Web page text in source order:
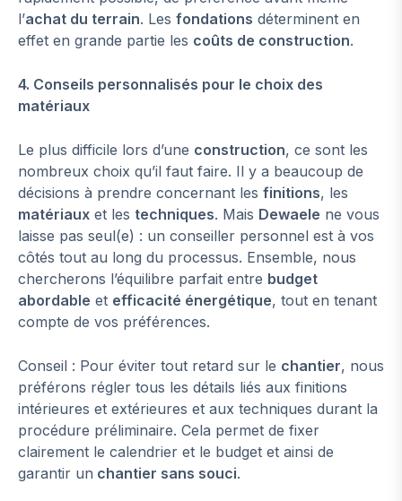
l’achat du terrain. Les fondations déterminent en
effet en grande partie les coûts de construction.
4. Conseils personnalisés pour le choix des
matériaux
Le plus difficile lors d’une construction, ce sont les
nombreux choix qu’il faut faire. Il y a beaucoup de
décisions à prendre concernant les finitions, les
matériaux et les techniques. Mais Dewaele ne vous
laisse pas seul(e) : un conseiller personnel est à vos
côtés tout au long du processus. Ensemble, nous
chercherons l’équilibre parfait entre budget
abordable et efficacité énergétique, tout en tenant
compte de vos préférences.
Conseil : Pour éviter tout retard sur le chantier, nous
préférons régler tous les détails liés aux finitions
intérieures et extérieures et aux techniques durant la
procédure préliminaire. Cela permet de fixer
clairement le calendrier et le budget et ainsi de
garantir un chantier sans souci.